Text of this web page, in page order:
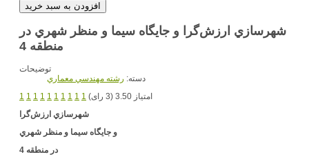
شهرسازي ارزش‌گرا و جايگاه سيما و منظر شهري در
منطقه 4
توضیحات
دسته: رشته مهندسي معماري
1 1 1 1 1 1 1 1 1 1
امتیاز 3.50 (3 رای)
شهرسازي ارزش‌گرا
و جايگاه سيما و منظر شهري
در منطقه 4